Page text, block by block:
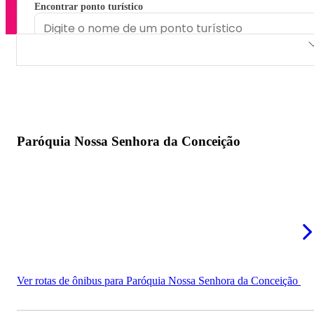
Encontrar ponto turístico
Paróquia Nossa Senhora da Conceição
Ver rotas de ônibus para Paróquia Nossa Senhora da Conceição